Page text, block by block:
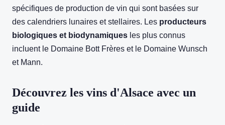
spécifiques de production de vin qui sont basées sur
des calendriers lunaires et stellaires. Les producteurs
biologiques et biodynamiques les plus connus
incluent le Domaine Bott Frères et le Domaine Wunsch
et Mann.
Découvrez les vins d'Alsace avec un
guide